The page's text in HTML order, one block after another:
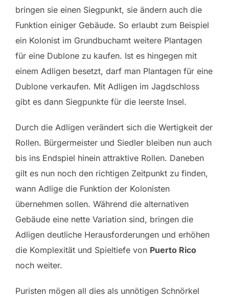
bringen sie einen Siegpunkt, sie ändern auch die
Funktion einiger Gebäude. So erlaubt zum Beispiel
ein Kolonist im Grundbuchamt weitere Plantagen
für eine Dublone zu kaufen. Ist es hingegen mit
einem Adligen besetzt, darf man Plantagen für eine
Dublone verkaufen. Mit Adligen im Jagdschloss
gibt es dann Siegpunkte für die leerste Insel.
Durch die Adligen verändert sich die Wertigkeit der
Rollen. Bürgermeister und Siedler bleiben nun auch
bis ins Endspiel hinein attraktive Rollen. Daneben
gilt es nun noch den richtigen Zeitpunkt zu finden,
wann Adlige die Funktion der Kolonisten
übernehmen sollen. Während die alternativen
Gebäude eine nette Variation sind, bringen die
Adligen deutliche Herausforderungen und erhöhen
die Komplexität und Spieltiefe von Puerto Rico
noch weiter.
Puristen mögen all dies als unnötigen Schnörkel